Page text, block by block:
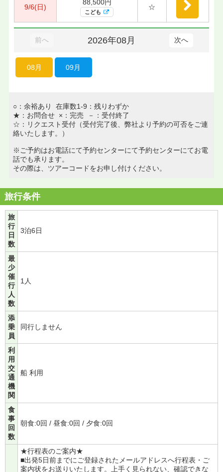
9/6(日)
88,500円
こども
☆
前へ 2026年08月 次へ
08月 09月
○：余裕あり 在庫数1-9：残りわずか
★：お問合せ ×：完売 －：受付終了
☆：リクエスト受付（受付完了後、弊社より予約の可否をご連
絡いたします。）
※ご予約はお電話にて予約センターにて予約センターにてお電
話でも承ります。
その際は、ツアーコードをお申し付けください。
旅行条件
旅
行
日
数
3泊6日
最
少
催
行
人
数
1人
添
乗
員
同行しません
利
用
交
通
機
関
船 利用
食
事
回
数
朝食:0回 / 昼食:0回 / 夕食:0回
★行程表のご案内★
■出発5日前までにご登録されたメールアドレスへ行程表・ご
案内状をお送りいたします。上手く見られない、確認できな